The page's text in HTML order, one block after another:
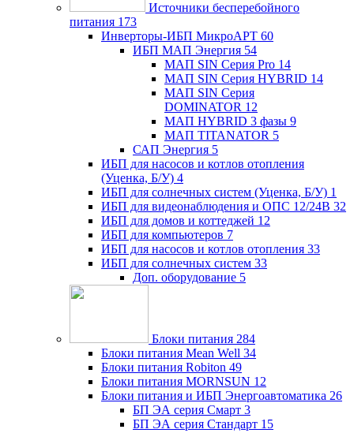
Источники бесперебойного
питания 173
Инверторы-ИБП МикроАРТ 60
ИБП МАП Энергия 54
МАП SIN Серия Pro 14
МАП SIN Серия HYBRID 14
МАП SIN Серия
DOMINATOR 12
МАП HYBRID 3 фазы 9
МАП TITANATOR 5
САП Энергия 5
ИБП для насосов и котлов отопления
(Уценка, Б/У) 4
ИБП для солнечных систем (Уценка, Б/У) 1
ИБП для видеонаблюдения и ОПС 12/24В 32
ИБП для домов и коттеджей 12
ИБП для компьютеров 7
ИБП для насосов и котлов отопления 33
ИБП для солнечных систем 33
Доп. оборудование 5
Блоки питания 284
Блоки питания Mean Well 34
Блоки питания Robiton 49
Блоки питания MORNSUN 12
Блоки питания и ИБП Энергоавтоматика 26
БП ЭА серия Смарт 3
БП ЭА серия Стандарт 15